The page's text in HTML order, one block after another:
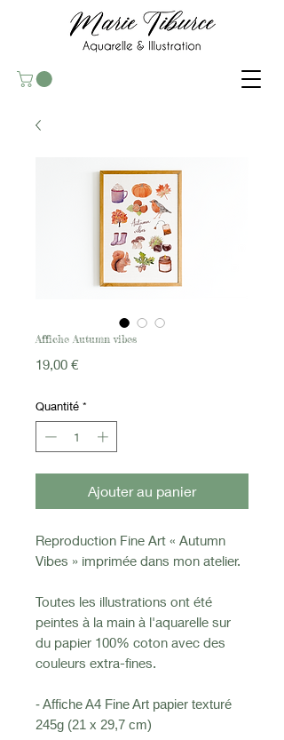
Affiche Autumn vibes
19,00 €Prix
Quantité *
Ajouter au panier
Reproduction Fine Art « Autumn
Vibes » imprimée dans mon atelier.
Toutes les illustrations ont été
peintes à la main à l'aquarelle sur
du papier 100% coton avec des
couleurs extra-fines.
- Affiche A4 Fine Art papier texturé
245g (21 x 29,7 cm)